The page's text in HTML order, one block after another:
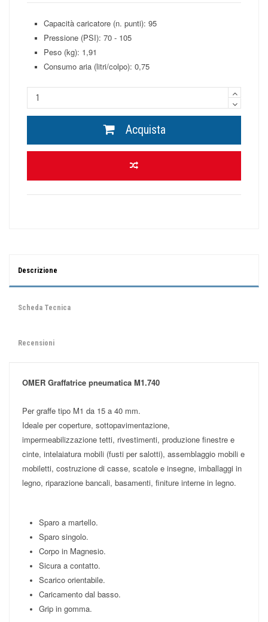
Capacità caricatore (n. punti): 95
Pressione (PSI): 70 - 105
Peso (kg): 1,91
Consumo aria (litri/colpo): 0,75
Acquista
Descrizione
Scheda Tecnica
Recensioni
OMER Graffatrice pneumatica M1.740
Per graffe tipo M1 da 15 a 40 mm.
Ideale per coperture, sottopavimentazione,
impermeabilizzazione tetti, rivestimenti, produzione finestre e
cinte, intelaiatura mobili (fusti per salotti), assemblaggio mobili e
mobiletti, costruzione di casse, scatole e insegne, imballaggi in
legno, riparazione bancali, basamenti, finiture interne in legno.
Sparo a martello.
Sparo singolo.
Corpo in Magnesio.
Sicura a contatto.
Scarico orientabile.
Caricamento dal basso.
Grip in gomma.